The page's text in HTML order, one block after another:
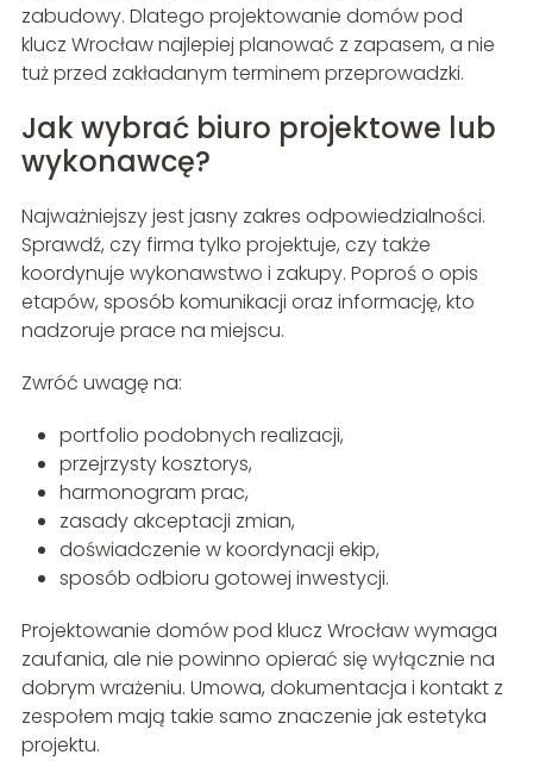
zabudowy. Dlatego projektowanie domów pod
klucz Wrocław najlepiej planować z zapasem, a nie
tuż przed zakładanym terminem przeprowadzki.
Jak wybrać biuro projektowe lub
wykonawcę?
Najważniejszy jest jasny zakres odpowiedzialności.
Sprawdź, czy firma tylko projektuje, czy także
koordynuje wykonawstwo i zakupy. Poproś o opis
etapów, sposób komunikacji oraz informację, kto
nadzoruje prace na miejscu.
Zwróć uwagę na:
portfolio podobnych realizacji,
przejrzysty kosztorys,
harmonogram prac,
zasady akceptacji zmian,
doświadczenie w koordynacji ekip,
sposób odbioru gotowej inwestycji.
Projektowanie domów pod klucz Wrocław wymaga
zaufania, ale nie powinno opierać się wyłącznie na
dobrym wrażeniu. Umowa, dokumentacja i kontakt z
zespołem mają takie samo znaczenie jak estetyka
projektu.